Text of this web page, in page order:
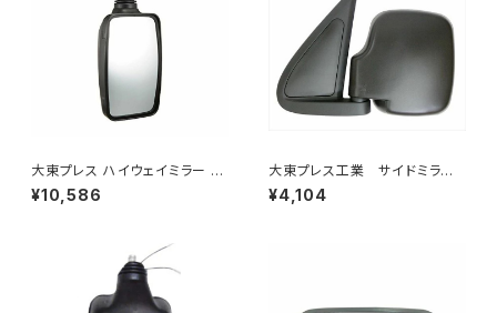
大東プレス ハイウェイミラー 10
00R DI-6121AXY
¥10,586
大東プレス工業 サイドミラー/
バックミラー ダイハツ ハイ
ゼット 左 99年～ DI-647
¥4,104